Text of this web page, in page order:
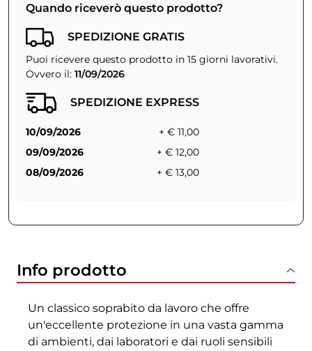
Quando riceverò questo prodotto?
SPEDIZIONE GRATIS
Puoi ricevere questo prodotto in 15 giorni lavorativi.
Ovvero il: 11/09/2026
SPEDIZIONE EXPRESS
10/09/2026
+ € 11,00
09/09/2026
+ € 12,00
08/09/2026
+ € 13,00
Info prodotto
Un classico soprabito da lavoro che offre
un'eccellente protezione in una vasta gamma
di ambienti, dai laboratori e dai ruoli sensibili